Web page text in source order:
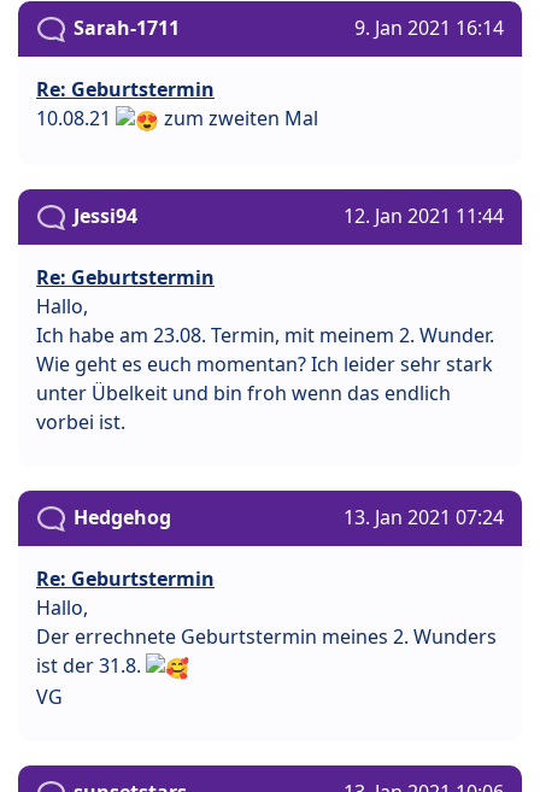
Sarah-1711 9. Jan 2021 16:14
Re: Geburtstermin
10.08.21
zum zweiten Mal
Jessi94 12. Jan 2021 11:44
Re: Geburtstermin
Hallo,
Ich habe am 23.08. Termin, mit meinem 2. Wunder.
Wie geht es euch momentan? Ich leider sehr stark
unter Übelkeit und bin froh wenn das endlich
vorbei ist.
Hedgehog 13. Jan 2021 07:24
Re: Geburtstermin
Hallo,
Der errechnete Geburtstermin meines 2. Wunders
ist der 31.8.
VG